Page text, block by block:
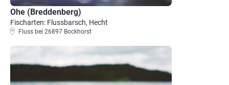
Ohe (Breddenberg)
Fischarten: Flussbarsch, Hecht
Fluss bei 26897 Bockhorst